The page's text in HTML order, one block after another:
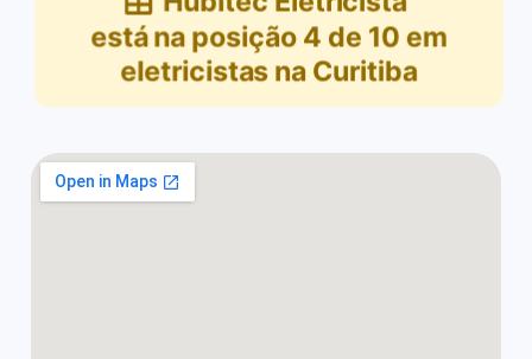
está na posição 4 de 10 em
eletricistas na Curitiba